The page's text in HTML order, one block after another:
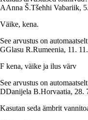
AAnna Š.Tšehhi Vabariik,
Väike, kena.
See arvustus on
GGlasu R.Rumeenia, 11.
F kena, väike ja ilus värv
See arvustus on
DDanijela B.Horvaatia, 28.
Kasutan seda ämbrit